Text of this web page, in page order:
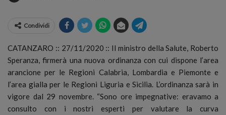
Condividi
CATANZARO :: 27/11/2020 :: Il ministro della Salute, Roberto
Speranza, firmerà una nuova ordinanza con cui dispone l’area
arancione per le Regioni Calabria, Lombardia e Piemonte e
l’area gialla per le Regioni Liguria e Sicilia. L’ordinanza sarà in
vigore dal 29 novembre. “Sono ore impegnative: eravamo a
consulto con i nostri esperti per valutare la curva